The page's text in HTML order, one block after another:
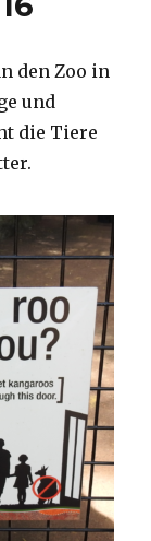
Perth
den Zoo in
und
die Tiere